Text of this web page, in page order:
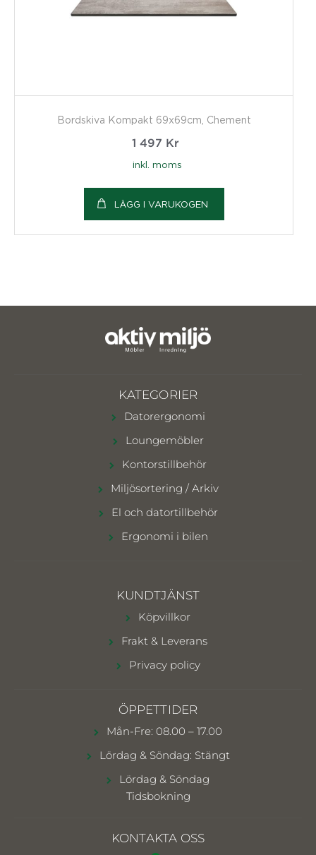
Bordskiva Kompakt 69x69cm, Chement
1 497 Kr
inkl. moms
LÄGG I VARUKOGEN
KATEGORIER
Datorergonomi
Loungemöbler
Kontorstillbehör
Miljösortering / Arkiv
El och datortillbehör
Ergonomi i bilen
KUNDTJÄNST
Köpvillkor
Frakt & Leverans
Privacy policy
ÖPPETTIDER
Mån-Fre: 08.00 – 17.00
Lördag & Söndag: Stängt
Lördag & Söndag
Tidsbokning
KONTAKTA OSS